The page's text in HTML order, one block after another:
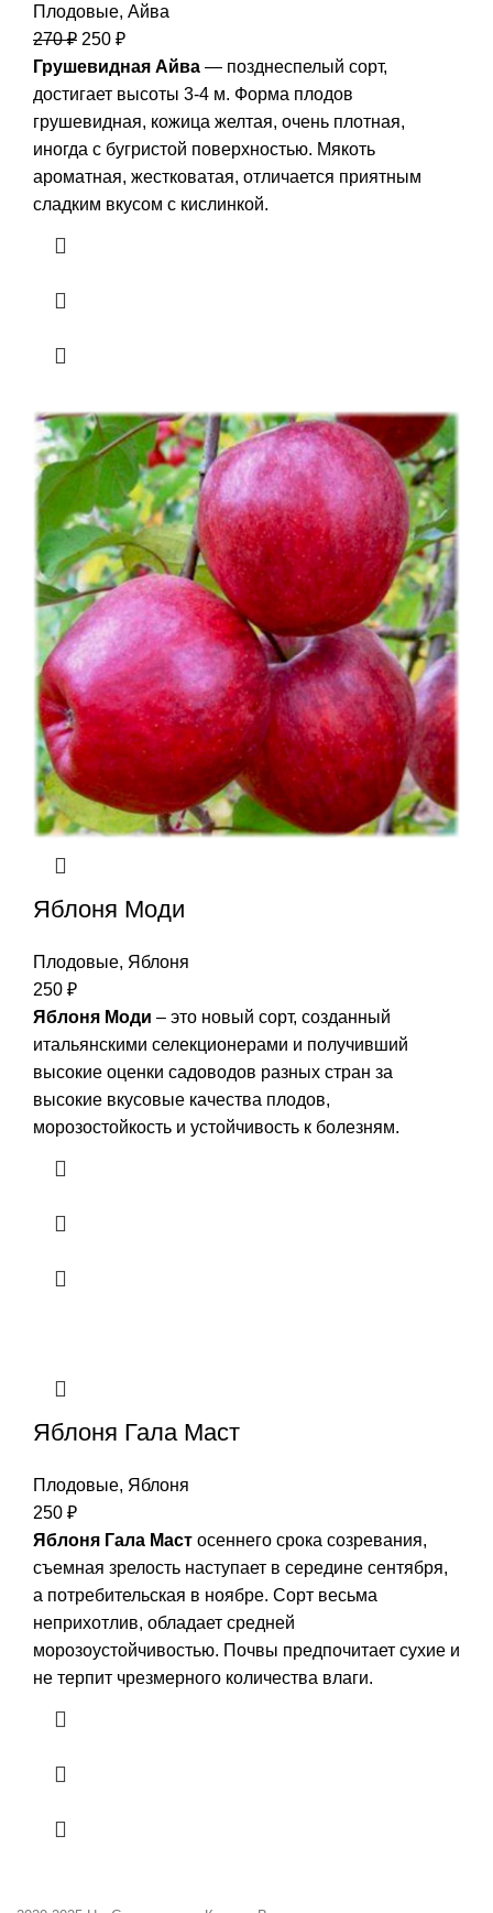
Плодовые, Айва
270₽ 250 ₽
Грушевидная Айва ― позднеспелый сорт,
достигает высоты 3-4 м. Форма плодов
грушевидная, кожица желтая, очень плотная,
иногда с бугристой поверхностью. Мякоть
ароматная, жестковатая, отличается приятным
сладким вкусом с кислинкой.
Яблоня Моди
Плодовые, Яблоня
250 ₽
Яблоня Моди – это новый сорт, созданный
итальянскими селекционерами и получивший
высокие оценки садоводов разных стран за
высокие вкусовые качества плодов,
морозостойкость и устойчивость к болезням.
Яблоня Гала Маст
Плодовые, Яблоня
250 ₽
Яблоня Гала Маст осеннего срока созревания,
съемная зрелость наступает в середине сентября,
а потребительская в ноябре. Сорт весьма
неприхотлив, обладает средней
морозоустойчивостью. Почвы предпочитает сухие и
не терпит чрезмерного количества влаги.